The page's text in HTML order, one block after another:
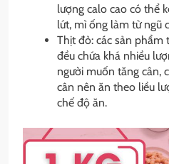
lượng calo cao có thể
lứt, mì ống làm từ ngũ
Thịt đỏ: các sản
đều chứa khá nhiều
người muốn tăng cân,
cân nên ăn theo liều
chế độ ăn.